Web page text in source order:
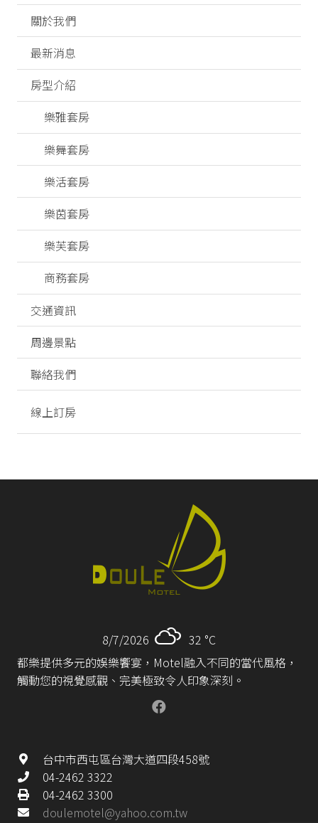
關於我們
最新消息
房型介紹
樂雅套房
樂舞套房
樂活套房
樂茵套房
樂芙套房
商務套房
交通資訊
周邊景點
聯絡我們
線上訂房
8/7/2026 32 °C
都樂提供多元的娛樂饗宴，Motel融入不同的當代風格，
觸動您的視覺感觀、完美極致令人印象深刻。
台中市西屯區台灣大道四段458號
04-2462 3322
04-2462 3300
doulemotel@yahoo.com.tw